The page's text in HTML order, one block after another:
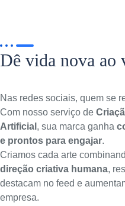
Dê vida nova ao
Nas redes sociais, quem se
Com nosso serviço de
Artificial , sua marca ganha
e prontos para engajar.
Criamos cada arte
direção criativa humana,
destacam no feed e
empresa.